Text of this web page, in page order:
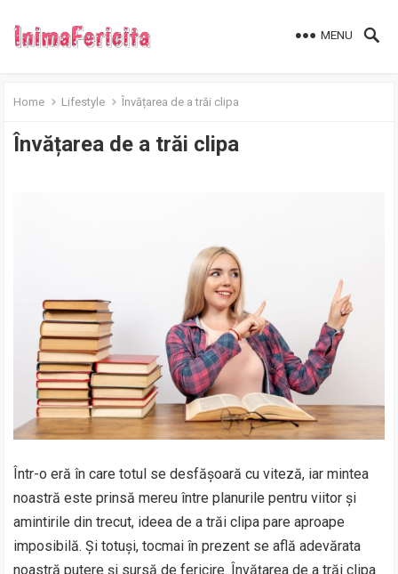
MENU
Home Lifestyle Învățarea de a trăi clipa
Învățarea de a trăi clipa
Într-o eră în care totul se desfășoară cu viteză, iar mintea
noastră este prinsă mereu între planurile pentru viitor și
amintirile din trecut, ideea de a trăi clipa pare aproape
imposibilă. Și totuși, tocmai în prezent se află adevărata
noastră putere și sursă de fericire. Învățarea de a trăi clipa